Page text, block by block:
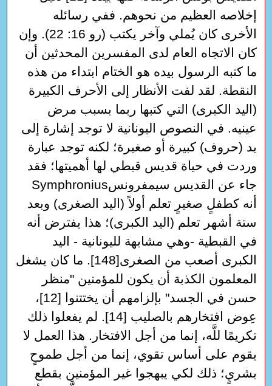
إخلاصه العظيم من نحوهم. ففي رسائله
الأخرى كان يُملي وآخر يكتب (رو 16: 22). وإن
كان الاتجاه العام لدى المفسرين المحدثين أن
ما كتبه الرسول بيده هو الختام ابتداء من هذه
النقطة. لقد لفت الأنظار إلى الأحرف الكبيرة
(اليد الكبرى) التي كتبها ربما بسبب مرض
عينيه. في النصوص اليونانية لا توجد إشارة إلى
يد (حروف) كبيرة أو صغيرة؛ لكنه توجد عبارة
وردت في حياة قديس قبطي لها أهميتها؛ فقد
جاء عن القديس سيمفرونسSymphronius
أنه كطفلٍ صغيرٍ تعلم أولاً (اليد الصغرى) وبعد
ستة أشهر تعلم (اليد الكبرى)؛ هذا يفترض أنه
في القبطية -وهي مشابهة لليونانية - اليد
الكبرى أصعب من الصغرى[148]. ما كان يشغل
المعلمون الكذبة أن يكون للمؤمنين "منظر
حسن في الجسد" بإلزامهم أن يختتنوا [12]،
عِوض افتخارهم بالصليب [14]. لم يفعلوا ذلك
تكريمًا للَّه، إنما من أجل الافتخار. هذا العمل لا
يقوم على أساس تقوي، إنما من أجل طموحٍ
بشريٍ؛ ذلك لكي يبهجوا غير المؤمنين بقطع